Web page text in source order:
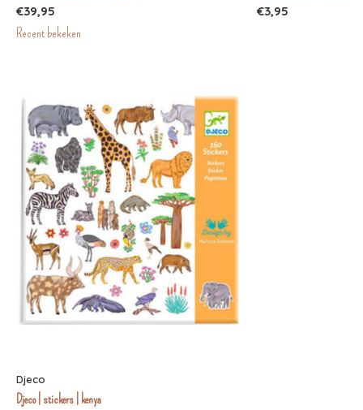
€39,95
€3,95
Recent bekeken
Djeco
Djeco | stickers | kenya